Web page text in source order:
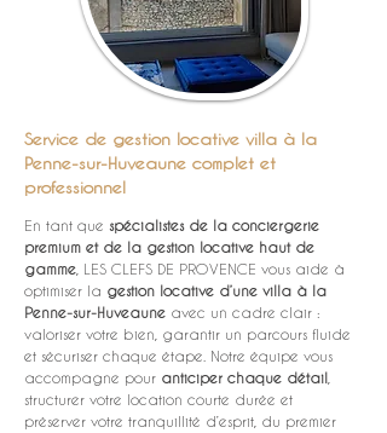
Service de gestion locative villa à la
Penne-sur-Huveaune complet et
professionnel
En tant que spécialistes de la conciergerie
premium et de la gestion locative haut de
gamme , LES CLEFS DE PROVENCE vous aide à
optimiser la gestion locative d’une villa à la
Penne-sur-Huveaune avec un cadre clair :
valoriser votre bien, garantir un parcours fluide
et sécuriser chaque étape. Notre équipe vous
accompagne pour anticiper chaque détail
structurer votre location courte durée et
préserver votre tranquillité d’esprit, du premier